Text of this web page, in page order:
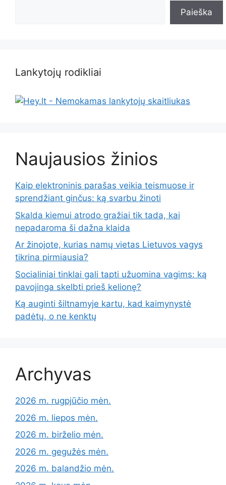
Paieška
Lankytojų rodikliai
Naujausios žinios
Kaip elektroninis parašas veikia teismuose ir
sprendžiant ginčus: ką svarbu žinoti
Skalda kiemui atrodo gražiai tik tada, kai
nepadaroma ši dažna klaida
Ar žinojote, kurias namų vietas Lietuvos vagys
tikrina pirmiausia?
Socialiniai tinklai gali tapti užuomina vagims: ką
pavojinga skelbti prieš kelionę?
Ką auginti šiltnamyje kartu, kad kaimynystė
padėtų, o ne kenktų
Archyvas
2026 m. rugpjūčio mėn.
2026 m. liepos mėn.
2026 m. birželio mėn.
2026 m. gegužės mėn.
2026 m. balandžio mėn.